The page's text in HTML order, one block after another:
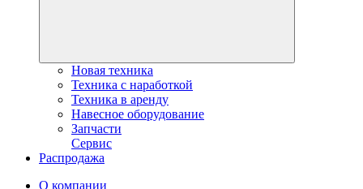
Новая техника
Техника с наработкой
Техника в аренду
Навесное оборудование
Запчасти
Сервис
Распродажа
О компании